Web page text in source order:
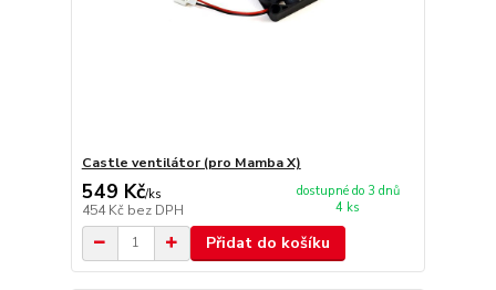
Castle ventilátor (pro Mamba X)
549 Kč/ks
454 Kč bez DPH
dostupné do 3 dnů
4 ks
Přidat do košíku